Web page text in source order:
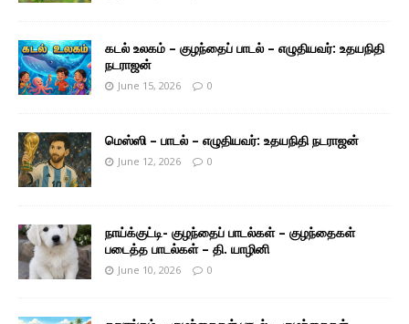
கடல் உலகம் – குழந்தைப் பாடல் – எழுதியவர்: உதயநிதி
நடராஜன்
June 15, 2026 0
மெஸ்ஸி – பாடல் – எழுதியவர்: உதயநிதி நடராஜன்
June 12, 2026 0
நாய்க்குட்டி- குழந்தைப் பாடல்கள் – குழந்தைகள்
படைத்த பாடல்கள் – தி. யாழினி
June 10, 2026 0